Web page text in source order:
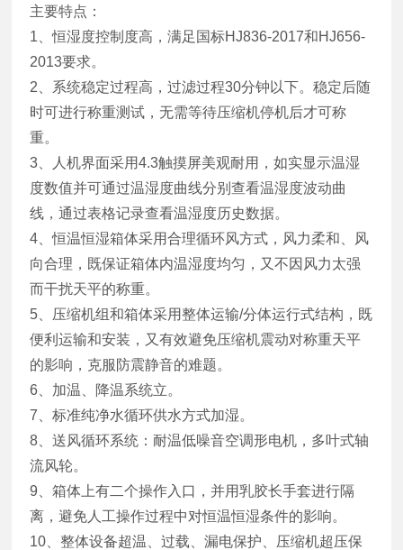
主要特点：
1、恒湿度控制度高，满足国标HJ836-2017和HJ656-
2013要求。
2、系统稳定过程高，过滤过程30分钟以下。稳定后随
时可进行称重测试，无需等待压缩机停机后才可称
重。
3、人机界面采用4.3触摸屏美观耐用，如实显示温湿
度数值并可通过温湿度曲线分别查看温湿度波动曲
线，通过表格记录查看温湿度历史数据。
4、恒温恒湿箱体采用合理循环风方式，风力柔和、风
向合理，既保证箱体内温湿度均匀，又不因风力太强
而干扰天平的称重。
5、压缩机组和箱体采用整体运输/分体运行式结构，既
便利运输和安装，又有效避免压缩机震动对称重天平
的影响，克服防震静音的难题。
6、加温、降温系统立。
7、标准纯净水循环供水方式加湿。
8、送风循环系统：耐温低噪音空调形电机，多叶式轴
流风轮。
9、箱体上有二个操作入口，并用乳胶长手套进行隔
离，避免人工操作过程中对恒温恒湿条件的影响。
10、整体设备超温、过载、漏电保护、压缩机超压保